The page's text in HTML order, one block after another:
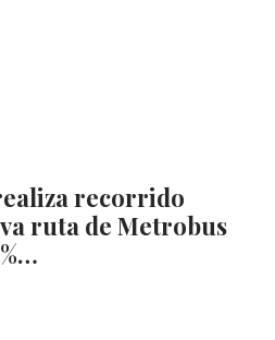
recorrido
ruta de Metrobus